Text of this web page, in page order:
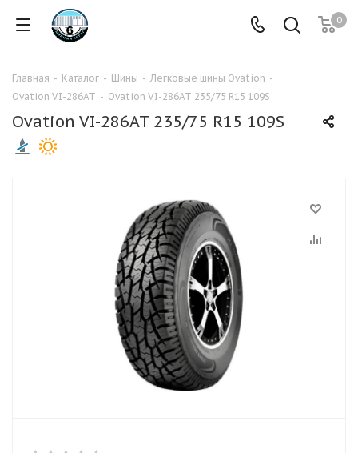
0
Главная - Каталог - Шины - Легковые шины Ovation -
Ovation VI-286AT - Ovation VI-286AT 235/75 R15 109S
Ovation VI-286AT 235/75 R15 109S